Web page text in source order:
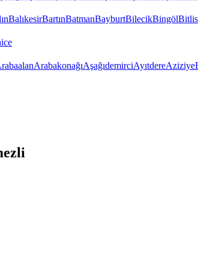
BalıkesirBartınBatmanBayburtBilecikBingölBitlis
ArabakonağıAşağıdemirciAyıtdereAziziye